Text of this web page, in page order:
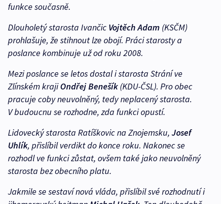
funkce současně.
Dlouholetý starosta Ivančic Vojtěch Adam (KSČM)
prohlašuje, že stihnout lze obojí. Práci starosty a
poslance kombinuje už od roku 2008.
Mezi poslance se letos dostal i starosta Strání ve
Zlínském krajiOndřej Benešík (KDU-ČSL). Pro obec
pracuje coby neuvolněný, tedy neplacený starosta.
V budoucnu se rozhodne, zda funkci opustí.
Lidovecký starosta Ratíškovic na Znojemsku, Josef
Uhlík, přislíbil verdikt do konce roku. Nakonec se
rozhodl ve funkci zůstat, ovšem také jako neuvolněný
starosta bez obecního platu.
Jakmile se sestaví nová vláda, přislíbil své rozhodnutí i